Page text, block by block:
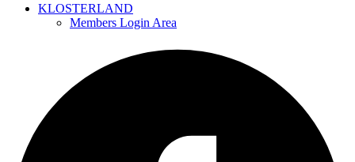
KLOSTERLAND
Members Login Area